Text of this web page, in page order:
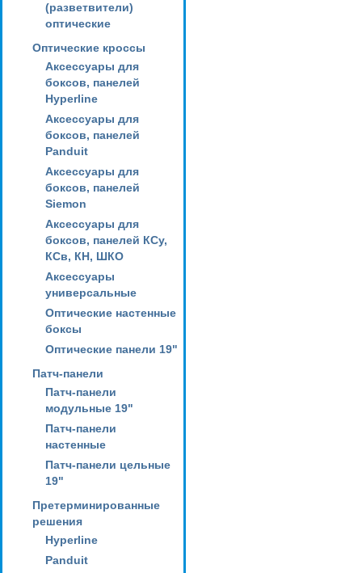
(разветвители)
оптические
Оптические кроссы
Аксессуары для
боксов, панелей
Hyperline
Аксессуары для
боксов, панелей
Panduit
Аксессуары для
боксов, панелей
Siemon
Аксессуары для
боксов, панелей КСу,
КСв, КН, ШКО
Аксессуары
универсальные
Оптические настенные
боксы
Оптические панели 19"
Патч-панели
Патч-панели
модульные 19"
Патч-панели
настенные
Патч-панели цельные
19"
Претерминированные
решения
Hyperline
Panduit